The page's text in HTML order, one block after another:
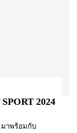
2024
มาพร้อมกับ